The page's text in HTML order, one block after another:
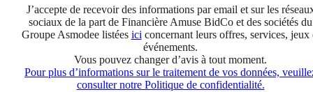
J’accepte de recevoir des informations par email et sur les
sociaux de la part de Financière Amuse BidCo et des sociétés du
Groupe Asmodee listées iciconcernant leurs offres, services, jeux
événements.
Vous pouvez changer d’avis à tout moment.
Pour plus d’informations sur le traitement de vos données,
consulter notre Politique de confidentialité.